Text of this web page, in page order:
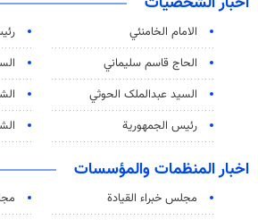
الامام الخامنئي
الحاج قاسم سليماني
السید عبدالملک الحوثي
رئيس الجمهورية
اخبار المنظمات والمؤسسات
مجلس خبراء القيادة